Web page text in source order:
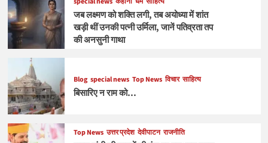
जब लक्ष्मण को शक्ति लगी, तब अयोध्या में शांत
खड़ी थीं उनकी पत्नी उर्मिला, जानें पतिव्रता तप
की अनसुनी गाथा
Blog special news Top News विचार साहित्य
बिसारिए न राम को…
Top News उत्तर प्रदेश देवीपाटन राजनीति